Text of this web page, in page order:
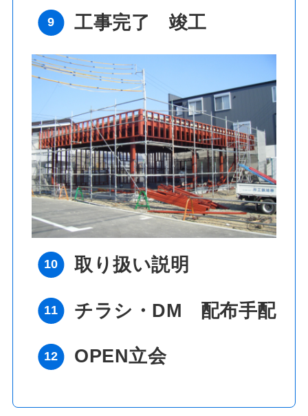
工事完了 竣工
取り扱い説明
チラシ・DM 配布手配
OPEN立会